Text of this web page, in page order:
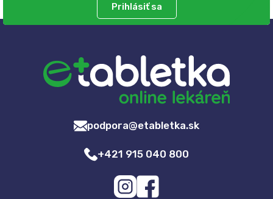
Prihlásiť sa
podpora@etabletka.sk
+421 915 040 800